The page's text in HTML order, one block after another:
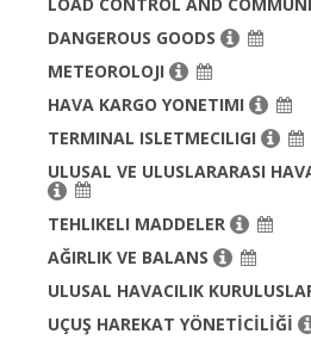
DANGEROUS GOODS
METEOROLOJI
HAVA KARGO YONETIMI
TERMINAL ISLETMECILIGI
ULUSAL VE ULUSLARARASI
TEHLIKELI MADDELER
AĞIRLIK VE BALANS
ULUSAL HAVACILIK
UÇUŞ HAREKAT YÖNETİCİLİĞİ